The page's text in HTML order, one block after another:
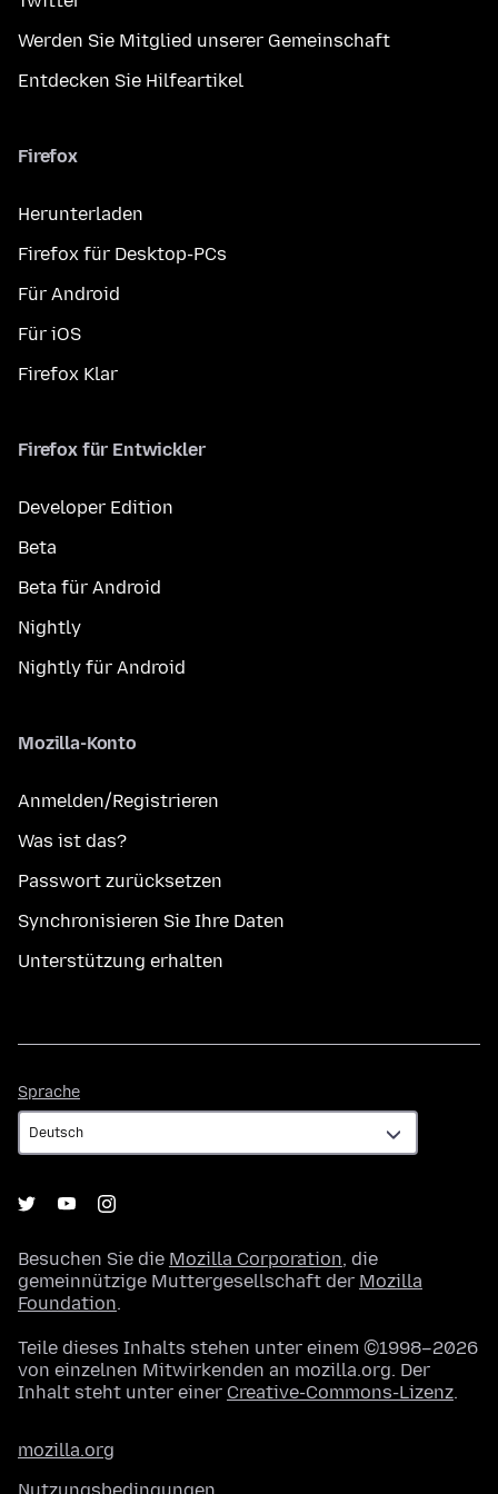
Werden Sie Mitglied unserer Gemeinschaft
Entdecken Sie Hilfeartikel
Firefox
Herunterladen
Firefox für Desktop-PCs
Für Android
Für iOS
Firefox Klar
Firefox für Entwickler
Developer Edition
Beta
Beta für Android
Nightly
Nightly für Android
Mozilla-Konto
Anmelden/Registrieren
Was ist das?
Passwort zurücksetzen
Synchronisieren Sie Ihre Daten
Unterstützung erhalten
Sprache
Besuchen Sie die Mozilla Corporation, die
gemeinnützige Muttergesellschaft der Mozilla
Foundation.
Teile dieses Inhalts stehen unter einem ©1998–2026
von einzelnen Mitwirkenden an mozilla.org. Der
Inhalt steht unter einer Creative-Commons-Lizenz.
mozilla.org